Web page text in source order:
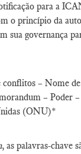
para a
o princípio da
sua governança
conflitos – Nome
– Poder –
(ONU)*
, as palavras-chave